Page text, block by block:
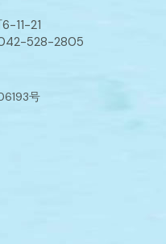
11-21
528-2805
号